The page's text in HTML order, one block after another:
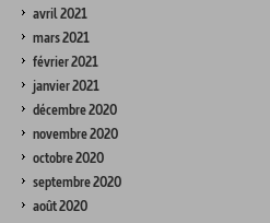
avril 2021
mars 2021
février 2021
janvier 2021
décembre 2020
novembre 2020
octobre 2020
septembre 2020
août 2020